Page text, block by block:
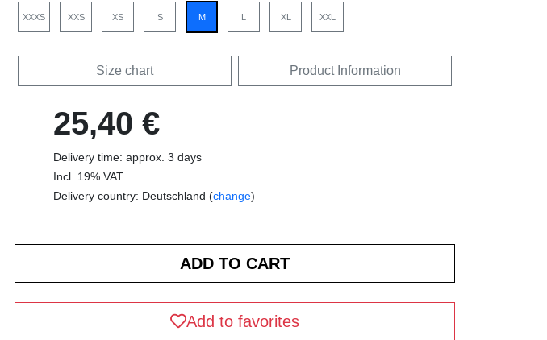
XXXS XXS XS S M L XL XXL
Size chart Product Information
25,40 €
Delivery time: approx. 3 days
Incl. 19% VAT
Delivery country: Deutschland (change)
Add to favorites